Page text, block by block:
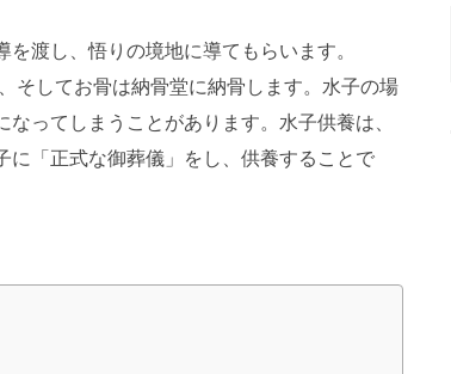
渡し、悟りの境地に導てもらいます。
そしてお骨は納骨堂に納骨します。水子の場
ってしまうことがあります。水子供養は、
に「正式な御葬儀」をし、供養することで